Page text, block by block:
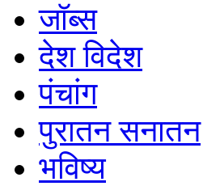
जॉब्स
देश विदेश
पंचांग
पुरातन सनातन
भविष्य